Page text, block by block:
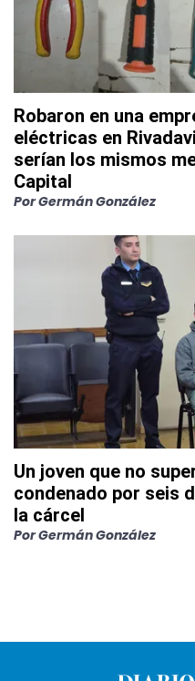
Robaron en una
eléctricas en
serían los mismos
Capital
PorGermán González
Un joven que no
condenado por seis
la cárcel
PorGermán González